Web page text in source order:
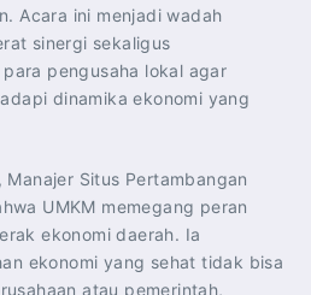
Acara ini menjadi wadah
sinergi sekaligus
pengusaha lokal agar
dinamika ekonomi yang
Situs Pertambangan
UMKM memegang peran
ekonomi daerah. Ia
ekonomi yang sehat tidak bisa
atau pemerintah,